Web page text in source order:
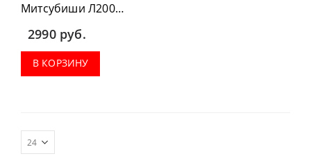
Митсубиши Л200
2007-2016 г.в. можно
приобрести в
комплектации:
водительский коврик,
2990 руб.
В КОРЗИНУ